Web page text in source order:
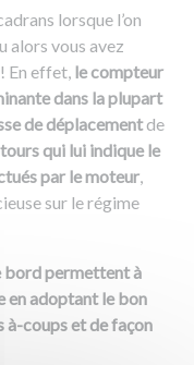
lorsque l’on
alors vous avez
En effet, le compteur
dans la plupart
de déplacementde
qui lui indique le
par le moteur,
sur le régime
bord permettent à
en adoptant le bon
à-coups et de façon